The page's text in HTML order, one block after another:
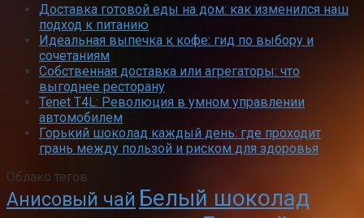
Доставка готовой еды на дом: как изменился наш
подход к питанию
Идеальная выпечка к кофе: гид по выбору и
сочетаниям
Собственная доставка или агрегаторы: что
выгоднее ресторану
Tenet T4L: Революция в умном управлении
автомобилем
Горький шоколад каждый день: где проходит
грань между пользой и риском для здоровья
Облако тегов
Анисовый чай Белый шоколад